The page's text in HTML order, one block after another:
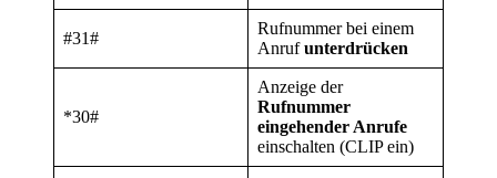
#31#
Rufnummer bei einem
Anrufunterdrücken
*30#
Anzeige der
Rufnummer
eingehender Anrufe
einschalten (CLIP ein)